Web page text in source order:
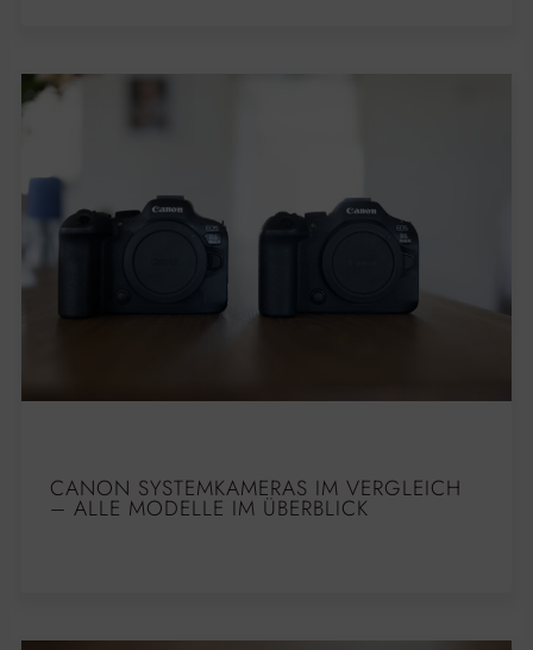
CANON SYSTEMKAMERAS IM VERGLEICH
– ALLE MODELLE IM ÜBERBLICK